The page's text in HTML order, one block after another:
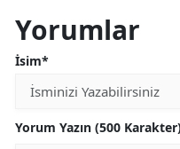
Yorumlar
İsim*
Yorum Yazın (500